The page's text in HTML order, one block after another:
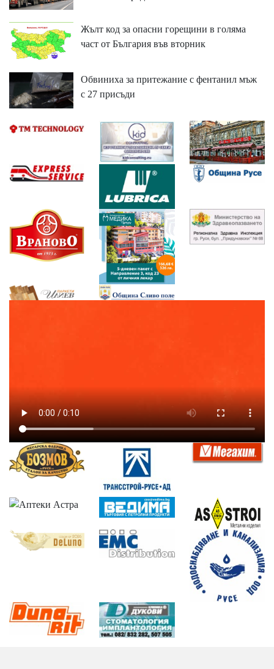
Жълт код за опасни горещини в голяма
част от България във вторник
Обвиниха за притежание с фентанил мъж
с 27 присъди